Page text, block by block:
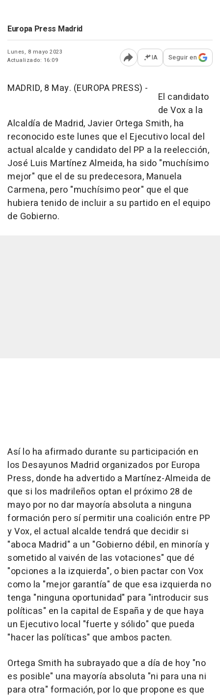
Europa Press Madrid
Lunes, 8 mayo 2023
Actualizado: 16:09
Abrir opciones para
IA Seguir en
MADRID, 8 May. (EUROPA PRESS) -
El candidato
de Vox a la
Alcaldía de Madrid, Javier Ortega Smith, ha
reconocido este lunes que el Ejecutivo local del
actual alcalde y candidato del PP a la reelección,
José Luis Martínez Almeida, ha sido "muchísimo
mejor" que el de su predecesora, Manuela
Carmena, pero "muchísimo peor" que el que
hubiera tenido de incluir a su partido en el equipo
de Gobierno.
Así lo ha afirmado durante su participación en
los Desayunos Madrid organizados por Europa
Press, donde ha advertido a Martínez-Almeida de
que si los madrileños optan el próximo 28 de
mayo por no dar mayoría absoluta a ninguna
formación pero sí permitir una coalición entre PP
y Vox, el actual alcalde tendrá que decidir si
"aboca Madrid" a un "Gobierno débil, en minoría y
sometido al vaivén de las votaciones" que dé
"opciones a la izquierda", o bien pactar con Vox
como la "mejor garantía" de que esa izquierda no
tenga "ninguna oportunidad" para "introducir sus
políticas" en la capital de España y de que haya
un Ejecutivo local "fuerte y sólido" que pueda
"hacer las políticas" que ambos pacten.
Ortega Smith ha subrayado que a día de hoy "no
es posible" una mayoría absoluta "ni para una ni
para otra" formación, por lo que propone es que